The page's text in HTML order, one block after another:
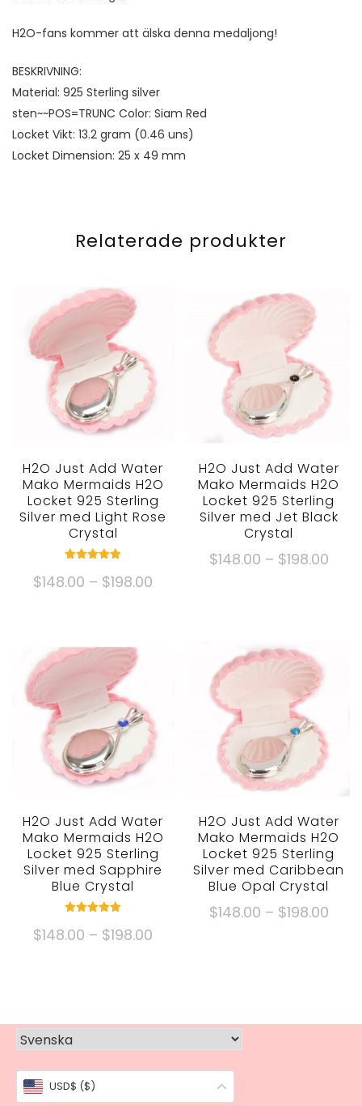
H2O-fans kommer att älska denna medaljong!
BESKRIVNING:
Material: 925 Sterling silver
sten~~POS=TRUNC Color: Siam Red
Locket Vikt: 13.2 gram (0.46 uns)
Locket Dimension: 25 x 49 mm
Relaterade produkter
H2O Just Add Water
Mako Mermaids H2O
Locket 925 Sterling
Silver med Light Rose
Crystal
5.00
ut ur 5
$148.00 – $198.00
har
flera
varianter.
Alternativen
kan
väljas
på
H2O Just Add Water
Mako Mermaids H2O
Locket 925 Sterling
Silver med Jet Black
Crystal
$148.00 – $198.00
flera
varianter.
Alternativen
kan
väljas
på
produktsidan
H2O Just Add Water
Mako Mermaids H2O
Locket 925 Sterling
Silver med Sapphire
Blue Crystal
5.00
ut ur 5
$148.00 – $198.00
flera
varianter.
Alternativen
kan
H2O Just Add Water
Mako Mermaids H2O
Locket 925 Sterling
Silver med Caribbean
Blue Opal Crystal
$148.00 – $198.00
varianter.
USD$ ($)